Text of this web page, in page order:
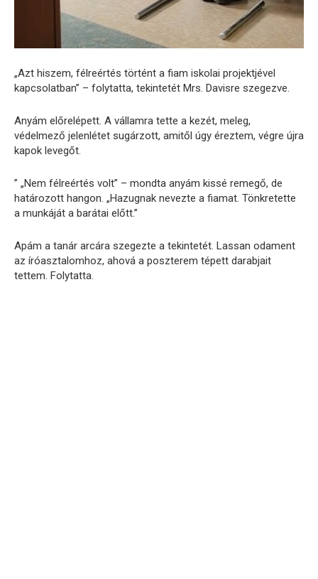
„Azt hiszem, félreértés történt a fiam iskolai projektjével
kapcsolatban” – folytatta, tekintetét Mrs. Davisre szegezve.
Anyám előrelépett. A vállamra tette a kezét, meleg,
védelmező jelenlétet sugárzott, amitől úgy éreztem, végre újra
kapok levegőt.
” „Nem félreértés volt” – mondta anyám kissé remegő, de
határozott hangon. „Hazugnak nevezte a fiamat. Tönkretette
a munkáját a barátai előtt.”
Apám a tanár arcára szegezte a tekintetét. Lassan odament
az íróasztalomhoz, ahová a poszterem tépett darabjait
tettem. Folytatta.